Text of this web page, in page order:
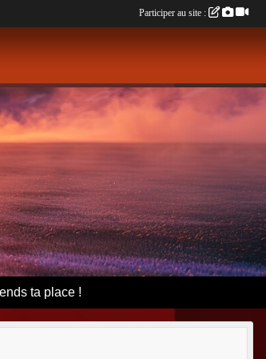
ta place !
Participer au site :